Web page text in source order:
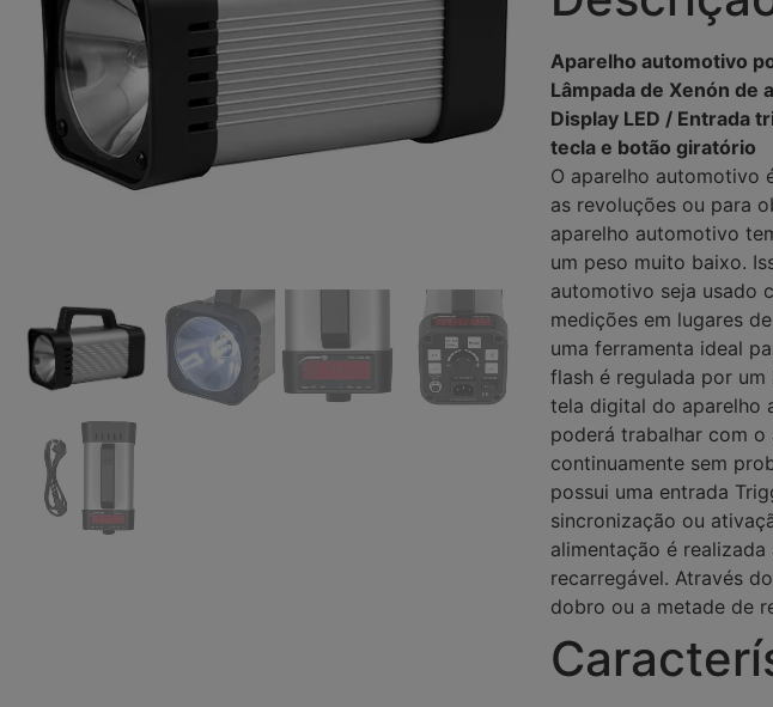
Aparelho automotivo
Lâmpada de Xenón de
Display LED / Entrada
tecla e botão giratório
O aparelho automotivo
as revoluções ou para
aparelho automotivo
um peso muito baixo.
automotivo seja usado
medições em lugares
uma ferramenta ideal
flash é regulada por
tela digital do aparelho
poderá trabalhar com
continuamente sem
possui uma entrada
sincronização ou
alimentação é
recarregável. Através
dobro ou a metade de